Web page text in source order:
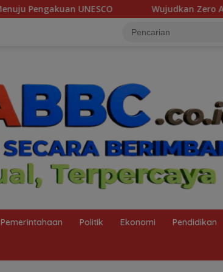
Wujudkan Zero Accident Selama Pit Stop Part II
Pemerintahaan Politik Ekonomi Pendidikan